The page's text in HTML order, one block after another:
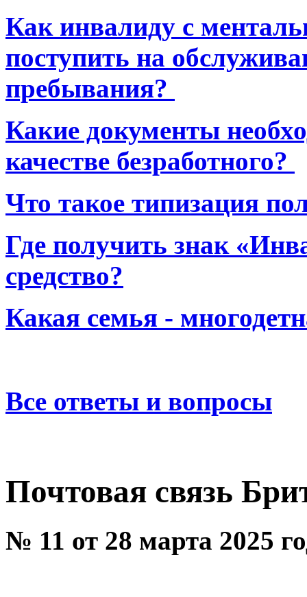
Как инвалиду с
поступить на
пребывания?
Какие документы
качестве безработного?
Что такое типизация
Где получить знак
средство?
Какая семья -
Все ответы и вопросы
Почтовая связь
№ 11 от 28 марта 2025